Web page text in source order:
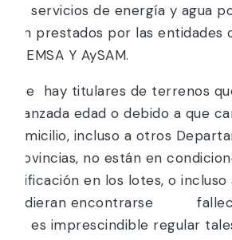
los servicios de energía y agua
son prestados por las
EDEMSA Y AySAM.
Que hay titulares de terrenos
avanzada edad o debido a que
domicilio, incluso a otros
Provincias, no están en
edificación en los lotes, o
pudieran encontrarse
les es imprescindible regular